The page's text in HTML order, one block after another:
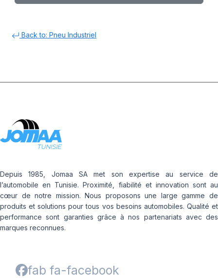
Back to: Pneu Industriel
Depuis 1985, Jomaa SA met son expertise au service de
l’automobile en Tunisie. Proximité, fiabilité et innovation sont au
cœur de notre mission. Nous proposons une large gamme de
produits et solutions pour tous vos besoins automobiles. Qualité et
performance sont garanties grâce à nos partenariats avec des
marques reconnues.
fab fa-facebook